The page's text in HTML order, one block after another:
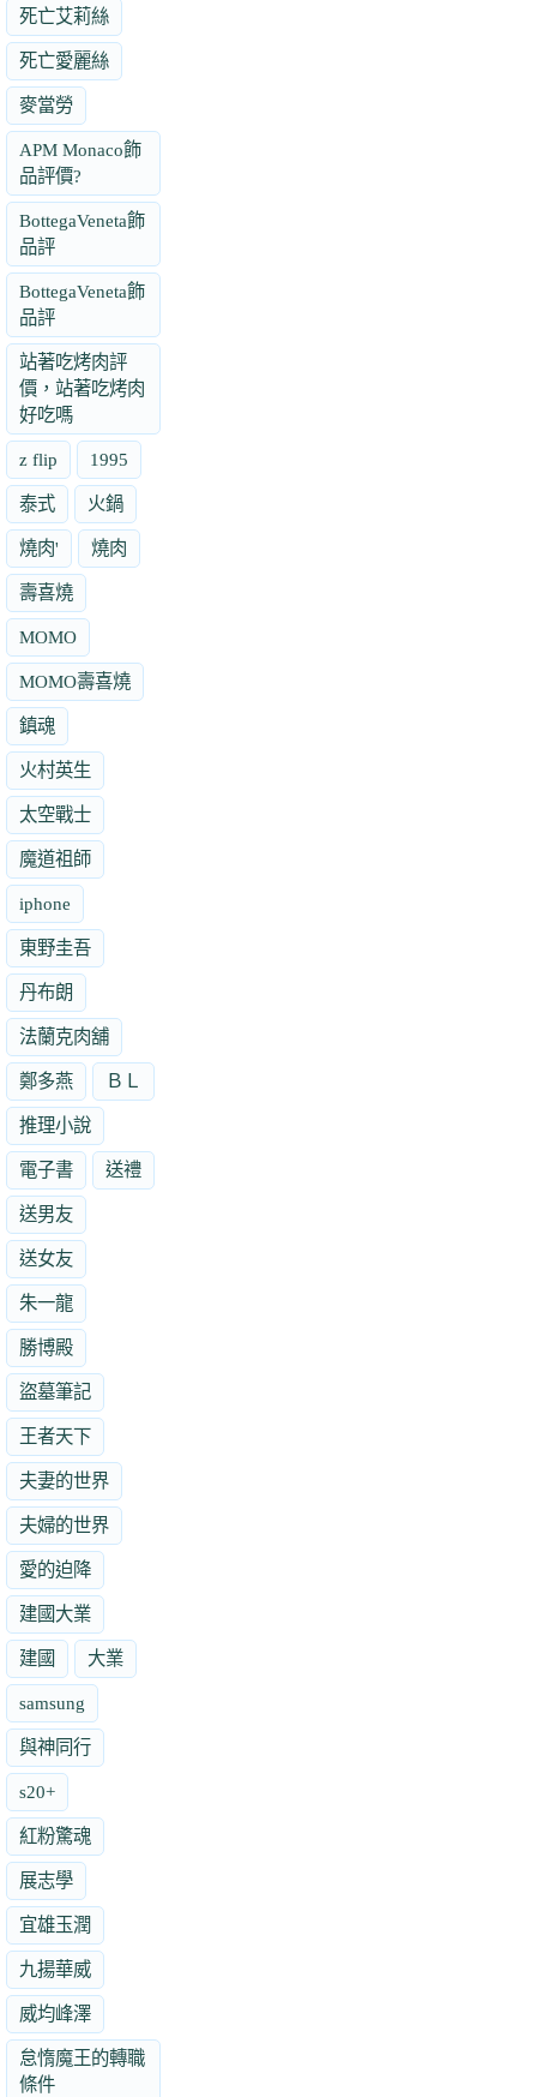
死亡艾莉絲
死亡愛麗絲
麥當勞
APM Monaco飾
品評價?
BottegaVeneta飾
品評
BottegaVeneta飾
品評
站著吃烤肉評
價，站著吃烤肉
好吃嗎
z flip 1995
泰式 火鍋
燒肉' 燒肉
壽喜燒
MOMO
MOMO壽喜燒
鎮魂
火村英生
太空戰士
魔道祖師
iphone
東野圭吾
丹布朗
法蘭克肉舖
鄭多燕 ＢＬ
推理小說
電子書 送禮
送男友
送女友
朱一龍
勝博殿
盜墓筆記
王者天下
夫妻的世界
夫婦的世界
愛的迫降
建國大業
建國 大業
samsung
與神同行
s20+
紅粉驚魂
展志學
宜雄玉潤
九揚華威
威均峰澤
怠惰魔王的轉職
條件